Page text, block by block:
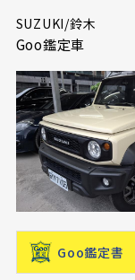
SUZUKI/鈴木
Goo鑑定車
Goo鑑定書